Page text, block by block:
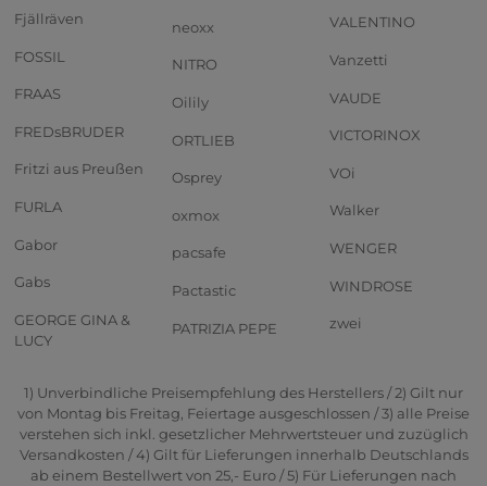
Fjällräven
FOSSIL
FRAAS
FREDsBRUDER
Fritzi aus Preußen
FURLA
Gabor
Gabs
GEORGE GINA &
LUCY
neoxx
NITRO
Oilily
ORTLIEB
Osprey
oxmox
pacsafe
Pactastic
PATRIZIA PEPE
VALENTINO
Vanzetti
VAUDE
VICTORINOX
VOi
Walker
WENGER
WINDROSE
zwei
1) Unverbindliche Preisempfehlung des Herstellers / 2) Gilt nur
von Montag bis Freitag, Feiertage ausgeschlossen / 3) alle Preise
verstehen sich inkl. gesetzlicher Mehrwertsteuer und zuzüglich
Versandkosten / 4) Gilt für Lieferungen innerhalb Deutschlands
ab einem Bestellwert von 25,- Euro / 5) Für Lieferungen nach